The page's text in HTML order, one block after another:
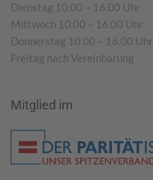
Dienstag 10.00 – 16.00 Uhr
Mittwoch 10.00 – 16.00 Uhr
Donnerstag 10.00 – 16.00 Uhr
Freitag nach Vereinbarung
Mitglied im